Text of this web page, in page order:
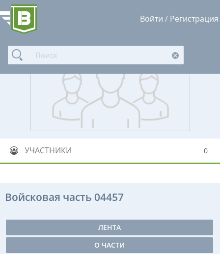
Войти / Регистрация
УЧАСТНИКИ 0
Войсковая часть 04457
ЛЕНТА
О ЧАСТИ